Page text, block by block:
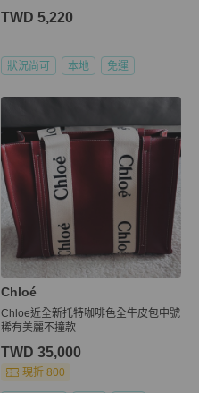
TWD 5,220
狀況尚可 本地 免運
Chloé
Chloe近全新托特咖啡色全牛皮包中號
稀有美麗不撞款
TWD 35,000
現折 800